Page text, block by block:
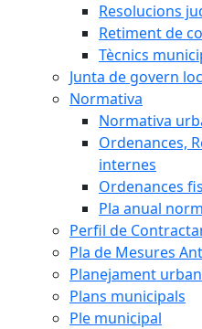
Resolucions
Retiment de
Tècnics
Junta de govern
Normativa
Normativa
Ordenances,
internes
Ordenances
Pla anual
Perfil de
Pla de Mesures
Planejament
Plans municipals
Ple municipal